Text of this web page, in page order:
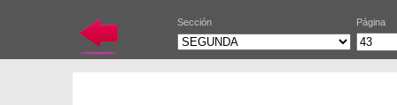
Sección Página